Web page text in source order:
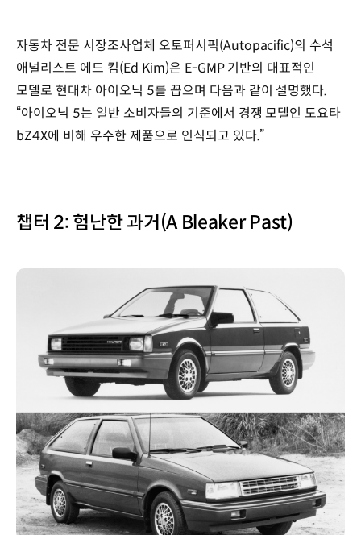
자동차 전문 시장조사업체 오토퍼시픽(Autopacific)의 수석
애널리스트 에드 킴(Ed Kim)은 E-GMP 기반의 대표적인
모델로 현대차 아이오닉 5를 꼽으며 다음과 같이 설명했다.
“아이오닉 5는 일반 소비자들의 기준에서 경쟁 모델인 도요타
bZ4X에 비해 우수한 제품으로 인식되고 있다.”
챕터 2: 험난한 과거(A Bleaker Past)